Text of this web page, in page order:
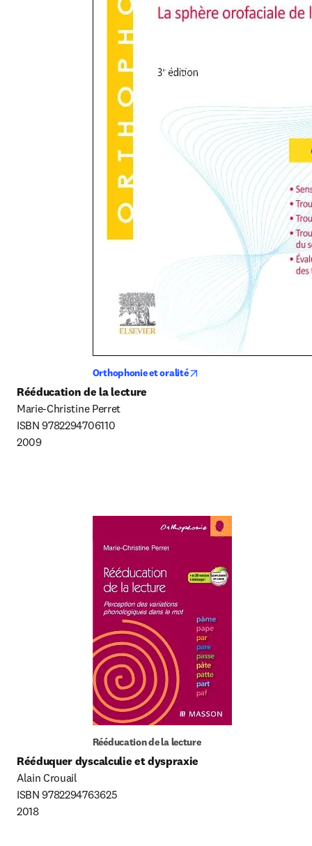
Orthophonie et oralité
Rééducation de la lecture
Marie-Christine Perret
ISBN 9782294706110
2009
Rééducation de la lecture
Rééduquer dyscalculie et dyspraxie
Alain Crouail
ISBN 9782294763625
2018